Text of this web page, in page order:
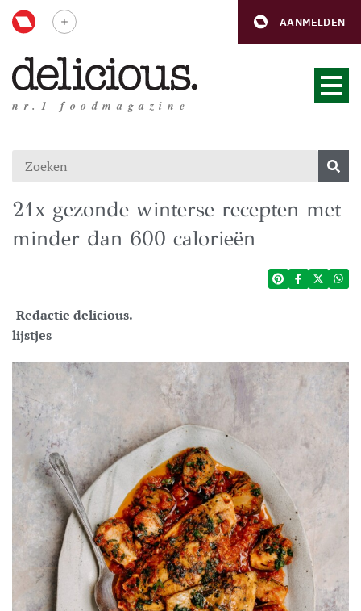
AANMELDEN
nr.1 foodmagazine
21x gezonde winterse recepten met
minder dan 600 calorieën
Redactie delicious.
lijstjes